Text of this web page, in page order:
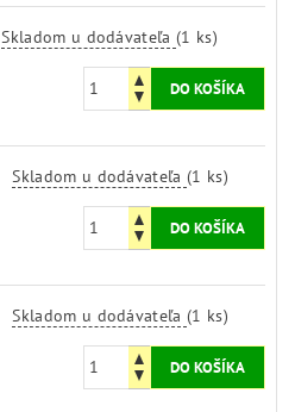
Skladom u dodávateľa(1 ks)
Skladom u dodávateľa(1 ks)
Skladom u dodávateľa(1 ks)